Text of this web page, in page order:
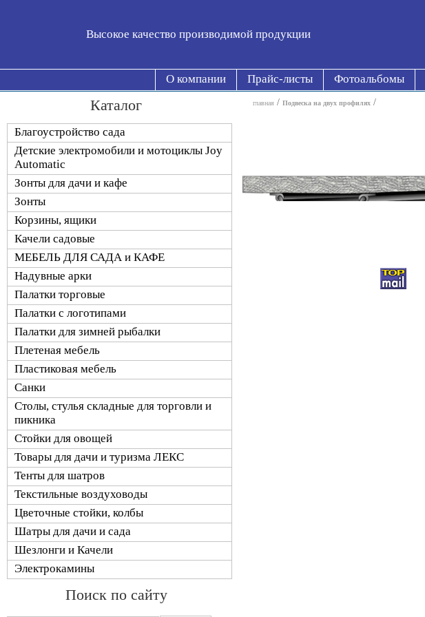
Высокое качество производимой продукции
О компании Прайс-листы Фотоальбомы
Каталог
Благоустройство сада
Детские электромобили и мотоциклы Joy
Automatic
Зонты для дачи и кафе
Зонты
Корзины, ящики
Качели садовые
МЕБЕЛЬ ДЛЯ САДА и КАФЕ
Надувные арки
Палатки торговые
Палатки с логотипами
Палатки для зимней рыбалки
Плетеная мебель
Пластиковая мебель
Санки
Столы, стулья складные для торговли и
пикника
Стойки для овощей
Товары для дачи и туризма ЛЕКС
Тенты для шатров
Текстильные воздуховоды
Цветочные стойки, колбы
Шатры для дачи и сада
Шезлонги и Качели
Электрокамины
Поиск по сайту
главная / Подвеска на двух профилях /